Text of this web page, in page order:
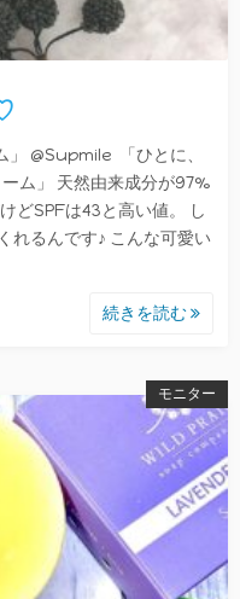
」 @Supmile 「ひとに、
ム」 天然由来成分が97%
どSPFは43と高い値。 し
れるんです♪ こんな可愛い
続きを読む
モニター